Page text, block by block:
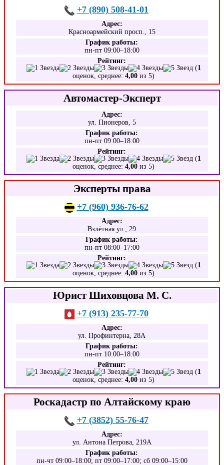
+7 (890) 508-41-01
Адрес:
Красноармейский просп., 15
График работы:
пн-пт 09:00–18:00
Рейтинг:
(1
оценок, среднее:4,00 из 5)
Автомастер-Эксперт
Адрес:
ул. Пионеров, 5
График работы:
пн-пт 09:00–18:00
Рейтинг:
(1
оценок, среднее:4,00 из 5)
Эксперты права
+7 (960) 936-76-62
Адрес:
Взлётная ул., 29
График работы:
пн-пт 08:00–17:00
Рейтинг:
(1
оценок, среднее:4,00 из 5)
Юрист Шиховцова М. С.
+7 (913) 235-77-70
Адрес:
ул. Профинтерна, 28А
График работы:
пн-пт 10:00–18:00
Рейтинг:
(1
оценок, среднее:4,00 из 5)
Роскадастр по Алтайскому краю
+7 (3852) 55-76-47
Адрес:
ул. Антона Петрова, 219А
График работы:
пн-чт 09:00–18:00; пт 09:00–17:00; сб 09:00–15:00